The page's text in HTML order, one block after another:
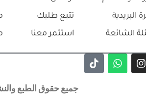
البريدية
الشائعة
تتبع طلبك
استثمر معنا
جميع حقوق الطبع